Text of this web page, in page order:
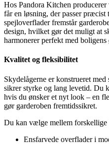
Hos Pandora Kitchen
får en løsning, der passer
spejloverflader fremstår
design, hvilket gør det muligt at
harmonerer perfekt med
Kvalitet og fleksibilitet
Skydelågerne er konstrueret
sikrer styrke og lang levetid. Du
hvis du ønsker et nyt look – en
gør garderoben fremtidssikret.
Du kan vælge mellem forskellige
Ensfarvede overflader i